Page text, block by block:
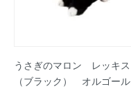
うさぎのマロン レッキス
（ブラック） オルゴール